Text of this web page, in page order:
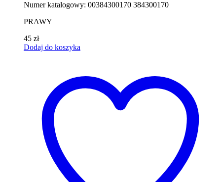
Numer katalogowy: 00384300170 384300170
PRAWY
45 zł
Dodaj do koszyka